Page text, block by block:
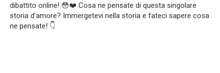
dibattito online! 😳❤️ Cosa ne pensate di questa singolare
storia d’amore? Immergetevi nella storia e fateci sapere cosa
ne pensate! 👇